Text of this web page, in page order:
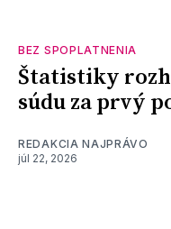
BEZ SPOPLATNENIA
Štatistiky
súdu za prvý
REDAKCIA NAJPRÁVO
júl 22, 2026